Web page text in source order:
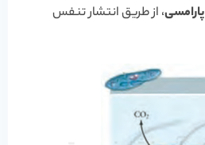
پارامسی، از طریق انتشار تنفس